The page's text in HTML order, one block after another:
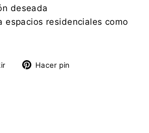
deseada
residenciales como
TuitearHacer pin